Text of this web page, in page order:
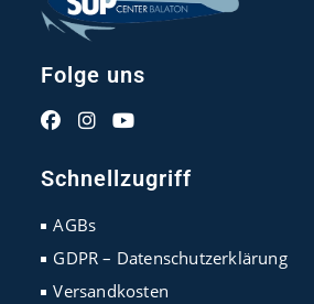
Folge uns
in
a
new
a
new
in
a
Schnellzugriff
AGBs
GDPR – Datenschutzerklärung
Versandkosten